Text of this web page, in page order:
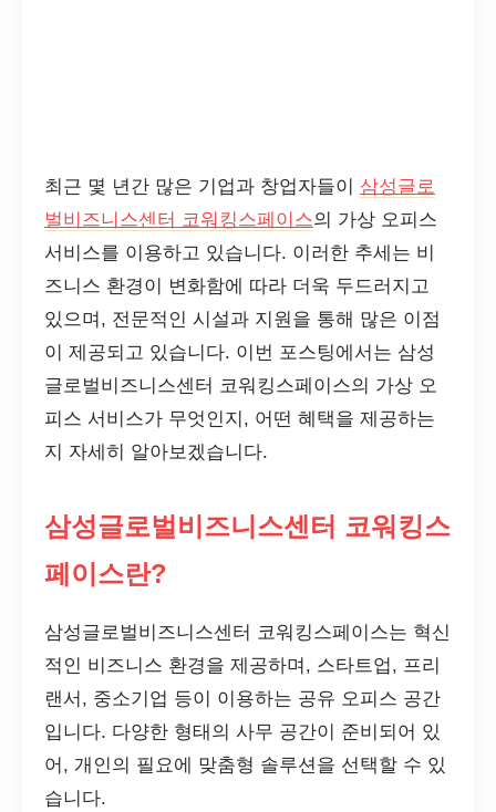
최근 몇 년간 많은 기업과 창업자들이 삼성글로
벌비즈니스센터 코워킹스페이스의 가상 오피스
서비스를 이용하고 있습니다. 이러한 추세는 비
즈니스 환경이 변화함에 따라 더욱 두드러지고
있으며, 전문적인 시설과 지원을 통해 많은 이점
이 제공되고 있습니다. 이번 포스팅에서는 삼성
글로벌비즈니스센터 코워킹스페이스의 가상 오
피스 서비스가 무엇인지, 어떤 혜택을 제공하는
지 자세히 알아보겠습니다.
삼성글로벌비즈니스센터 코워킹스
페이스란?
삼성글로벌비즈니스센터 코워킹스페이스는 혁신
적인 비즈니스 환경을 제공하며, 스타트업, 프리
랜서, 중소기업 등이 이용하는 공유 오피스 공간
입니다. 다양한 형태의 사무 공간이 준비되어 있
어, 개인의 필요에 맞춤형 솔루션을 선택할 수 있
습니다.